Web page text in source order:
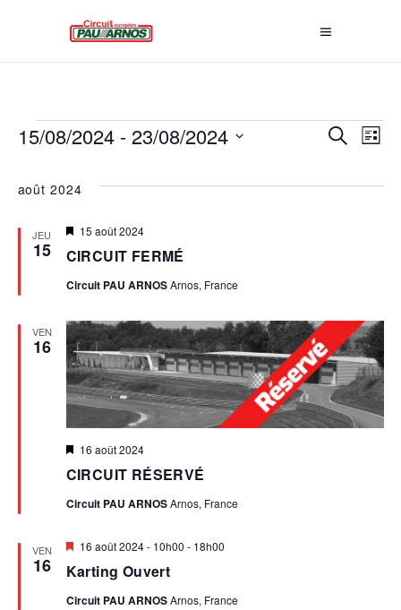
ÉVÈNEMENTS R
C
C
H
E
E
Recherche
N
A
A
T
I
Liste
15/08/2024 - 23/08/2024
une
août 2024
JEU
15 CIRCUIT FERMÉ
Mis
avant
15 août 2024
Circuit PAU ARNOSArnos, France
VEN
16
CIRCUIT RÉSERVÉ
Mis
avant
16 août 2024
Circuit PAU ARNOSArnos, France
VEN
16 Karting Ouvert
Mis
avant
16 août 2024 - 10h00 - 18h00
Circuit PAU ARNOSArnos, France